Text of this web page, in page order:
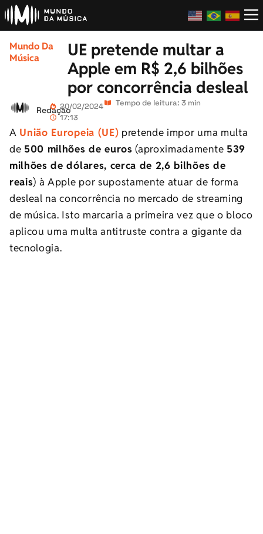
Mundo Da
Música
UE pretende multar a
Apple em R$ 2,6 bilhões
por concorrência desleal
Redação20/02/2024
17:13
Tempo de leitura: 3 min
A União Europeia (UE) pretende impor uma multa
de 500 milhões de euros (aproximadamente 539
milhões de dólares, cerca de 2,6 bilhões de
reais) à Apple por supostamente atuar de forma
desleal na concorrência no mercado de streaming
de música. Isto marcaria a primeira vez que o bloco
aplicou uma multa antitruste contra a gigante da
tecnologia.